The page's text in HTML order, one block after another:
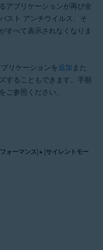
アプリケーションが再び全
スト アンチウイルス、そ
すべて表示されなくなりま
リケーションを追加 また
することもできます。手順
参照ください。
ォーマンス] ▸ [サイレントモー